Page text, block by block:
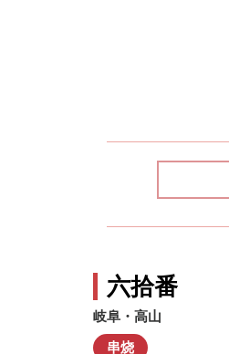
六拾番
岐阜・高山
串烧